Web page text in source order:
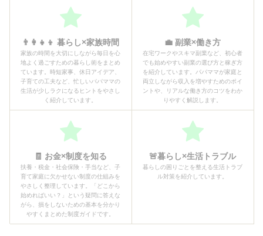
👨‍👩‍👧‍👦 暮らし×家族時間
家族の時間を大切にしながら毎日を心
地よく過ごすための暮らし術をまとめ
ています。時短家事、休日アイデア、
子育ての工夫など、忙しいパパママの
生活が少しラクになるヒントをやさし
く紹介しています。
💼 副業×働き方
在宅ワークやスキマ副業など、初心者
でも始めやすい副業の選び方と稼ぎ方
を紹介しています。パパママが家庭と
両立しながら収入を増やすためのポイ
ントや、リアルな働き方のコツをわか
りやすく解説します。
🧾 お金×制度を知る
扶養・税金・社会保険・手当など、子
育て家庭に欠かせない制度の仕組みを
やさしく整理しています。「どこから
始めればいい？」という疑問に答えな
がら、損をしないための基本を分かり
やすくまとめた制度ガイドです。
🚨暮らし×生活トラブル
暮らしの困りごとを整える生活トラブ
ル対策を紹介しています。